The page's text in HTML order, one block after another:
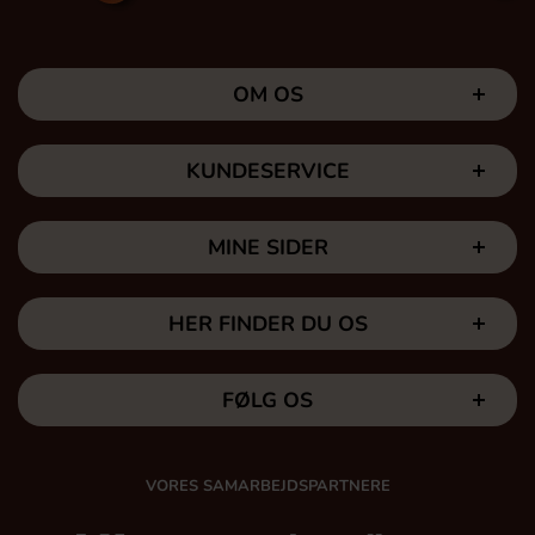
OM OS
KUNDESERVICE
MINE SIDER
HER FINDER DU OS
FØLG OS
VORES SAMARBEJDSPARTNERE